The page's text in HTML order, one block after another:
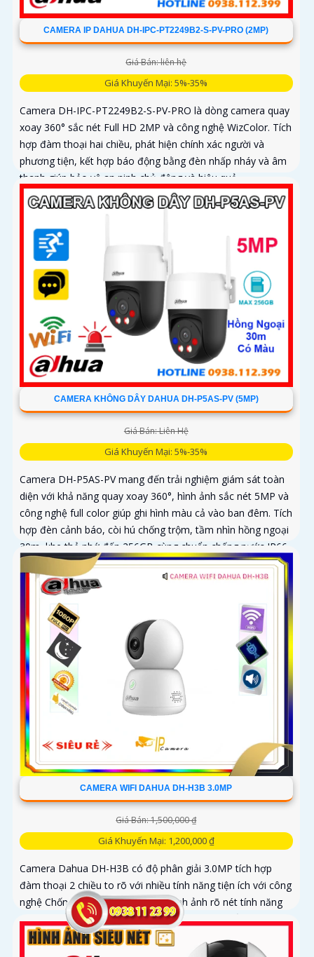
CAMERA IP DAHUA DH-IPC-PT2249B2-S-PV-PRO (2MP)
Giá Bán: liên hệ
Giá Khuyến Mại: 5%-35%
Camera DH-IPC-PT2249B2-S-PV-PRO là dòng camera quay
xoay 360° sắc nét Full HD 2MP và công nghệ WizColor. Tích
hợp đàm thoại hai chiều, phát hiện chính xác người và
phương tiện, kết hợp báo động bằng đèn nhấp nháy và âm
thanh giúp bảo vệ an ninh chủ động và hiệu quả
CAMERA KHÔNG DÂY DAHUA DH-P5AS-PV (5MP)
Giá Bán: Liên Hệ
Giá Khuyến Mại: 5%-35%
Camera DH-P5AS-PV mang đến trải nghiệm giám sát toàn
diện với khả năng quay xoay 360°, hình ảnh sắc nét 5MP và
công nghệ full color giúp ghi hình màu cả vào ban đêm. Tích
hợp đèn cảnh báo, còi hú chống trộm, tầm nhìn hồng ngoại
30m, khe thẻ nhớ đến 256GB cùng chuẩn chống nước IP66
camera hoạt động ổn định trong mọi điều kiện
CAMERA WIFI DAHUA DH-H3B 3.0MP
Giá Bán: 1,500,000 ₫
Giá Khuyến Mại: 1,200,000 ₫
Camera Dahua DH-H3B có độ phân giải 3.0MP tích hợp
đàm thoại 2 chiều to rõ với nhiều tính năng tiện ích với công
nghệ Chống Ngược Sáng DWDR hình ảnh rõ nét tính năng
phát hiện chuyển động phân biệt người và chuyển động
khác, Hồng ngoại 10m cho giám sát ban đêm sắc nét dù
thiếu ánh sáng